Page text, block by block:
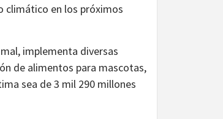
climático en los próximos
implementa diversas
de alimentos para mascotas,
sea de 3 mil 290 millones